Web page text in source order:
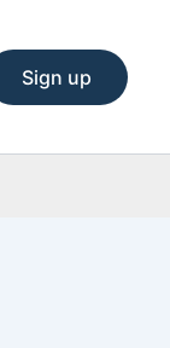
Sign up